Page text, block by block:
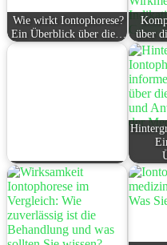
Wie wirkt Iontophorese?
Ein Überblick über die…
über